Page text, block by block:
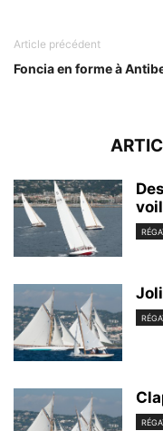
Article précédent
Foncia en forme à